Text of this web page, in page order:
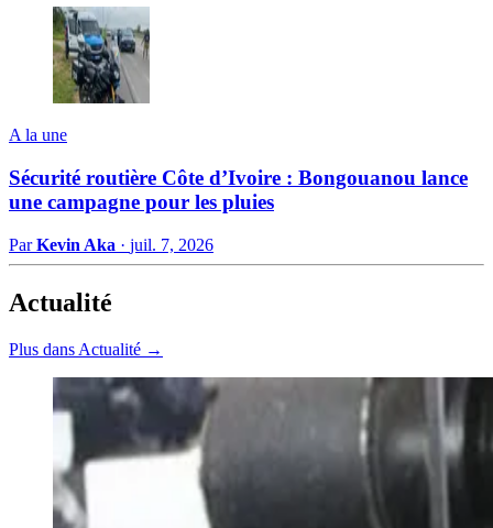
A la une
Sécurité routière Côte d’Ivoire : Bongouanou lance
une campagne pour les pluies
ParKevin Aka · juil. 7, 2026
Actualité
Plus dans Actualité →